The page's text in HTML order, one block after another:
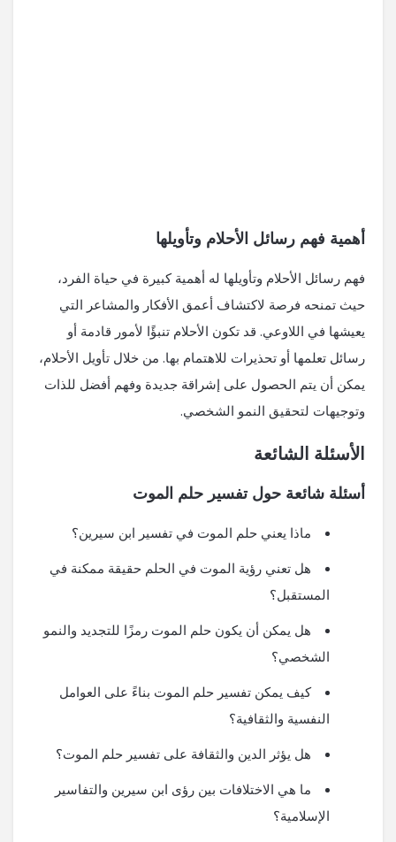
أهمية فهم رسائل الأحلام وتأويلها
فهم رسائل الأحلام وتأويلها له أهمية كبيرة في حياة الفرد،
حيث تمنحه فرصة لاكتشاف أعمق الأفكار والمشاعر التي
يعيشها في اللاوعي. قد تكون الأحلام تنبؤًا لأمور قادمة أو
رسائل تعلمها أو تحذيرات للاهتمام بها. من خلال تأويل الأحلام،
يمكن أن يتم الحصول على إشراقة جديدة وفهم أفضل للذات
وتوجيهات لتحقيق النمو الشخصي.
الأسئلة الشائعة
أسئلة شائعة حول تفسير حلم الموت
ماذا يعني حلم الموت في تفسير ابن سيرين؟
هل تعني رؤية الموت في الحلم حقيقة ممكنة في
المستقبل؟
هل يمكن أن يكون حلم الموت رمزًا للتجديد والنمو
الشخصي؟
كيف يمكن تفسير حلم الموت بناءً على العوامل
النفسية والثقافية؟
هل يؤثر الدين والثقافة على تفسير حلم الموت؟
ما هي الاختلافات بين رؤى ابن سيرين والتفاسير
الإسلامية؟